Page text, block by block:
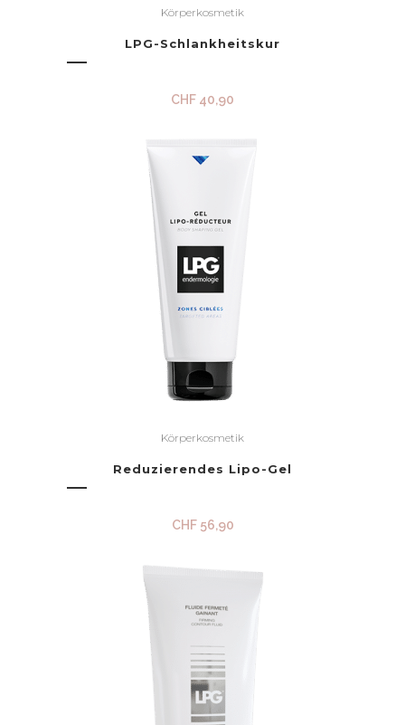
Körperkosmetik
LPG-Schlankheitskur
CHF 40,90
Körperkosmetik
Reduzierendes Lipo-Gel
CHF56,90